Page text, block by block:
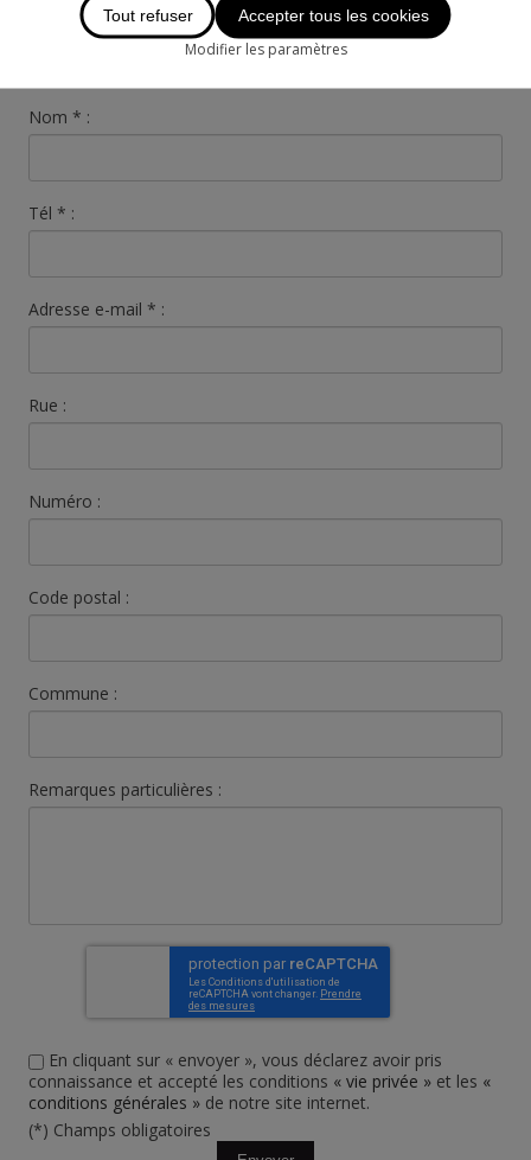
Prénom :
Nom* :
Tél* :
Adresse e-mail* :
Rue :
Numéro :
Code postal :
Commune :
Remarques particulières :
En cliquant sur « envoyer », vous déclarez avoir pris
connaissance et accepté les conditions « vie privée » et les «
conditions générales » de notre site internet.
(*) Champs obligatoires
Tout refuser Accepter tous les cookies
Modifier les paramètres